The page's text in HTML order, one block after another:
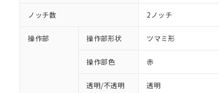
ノッチ数 2ノッチ
操作部 操作部形状 ツマミ形
操作部色 赤
透明/不透明 透明